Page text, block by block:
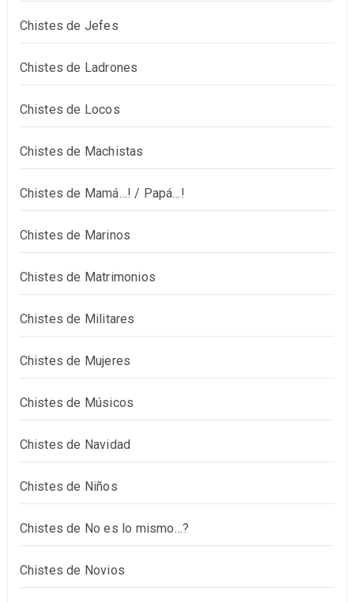
Chistes de Jefes
Chistes de Ladrones
Chistes de Locos
Chistes de Machistas
Chistes de Mamá…! / Papá…!
Chistes de Marinos
Chistes de Matrimonios
Chistes de Militares
Chistes de Mujeres
Chistes de Músicos
Chistes de Navidad
Chistes de Niños
Chistes de No es lo mismo…?
Chistes de Novios